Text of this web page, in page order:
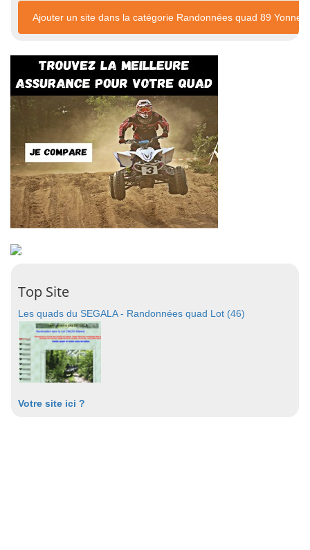
Ajouter un site dans la catégorie Randonnées quad 89 Yonne
Top Site
Les quads du SEGALA - Randonnées quad Lot (46)
Votre site ici ?